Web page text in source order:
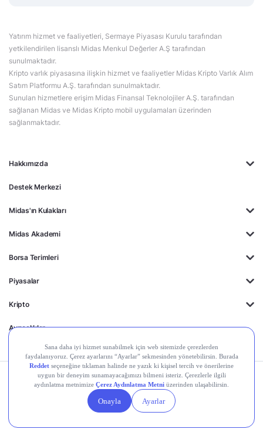
Hakkımızda
Destek Merkezi
Midas'ın Kulakları
Midas Akademi
Borsa Terimleri
Piyasalar
Kripto
Ayrıcalıklar
Yatırım hizmet ve faaliyetleri, Sermaye Piyasası Kurulu tarafından
yetkilendirilen lisanslı Midas Menkul Değerler A.Ş tarafından
sunulmaktadır.
Kripto varlık piyasasına ilişkin hizmet ve faaliyetler Midas Kripto Varlık Alım
Satım Platformu A.Ş. tarafından sunulmaktadır.
Sunulan hizmetlere erişim Midas Finansal Teknolojiler A.Ş. tarafından
sağlanan Midas ve Midas Kripto mobil uygulamaları üzerinden
sağlanmaktadır.
Kişisel Verilerin
Gizlilik
Politikası
Yasal
Duyurular
Çerez